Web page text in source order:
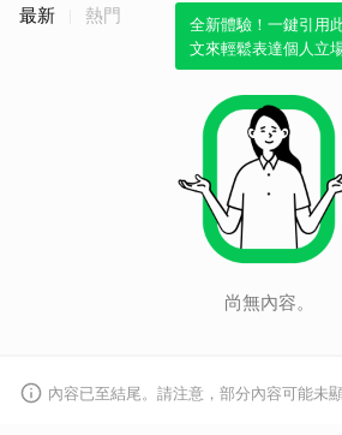
全新體驗！一鍵引用
文來輕鬆表達個人立場
最新 熱門
尚無內容。
內容已至結尾。請注意，部分內容可能未顯